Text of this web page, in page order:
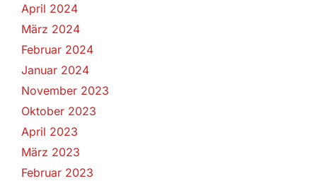
April 2024
März 2024
Februar 2024
Januar 2024
November 2023
Oktober 2023
April 2023
März 2023
Februar 2023